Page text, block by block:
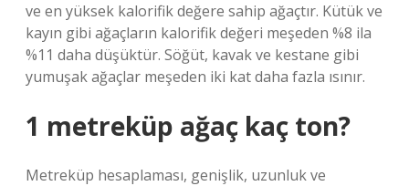
ve en yüksek kalorifik değere sahip ağaçtır. Kütük ve
kayın gibi ağaçların kalorifik değeri meşeden %8 ila
%11 daha düşüktür. Söğüt, kavak ve kestane gibi
yumuşak ağaçlar meşeden iki kat daha fazla ısınır.
1 metreküp ağaç kaç ton?
Metreküp hesaplaması, genişlik, uzunluk ve